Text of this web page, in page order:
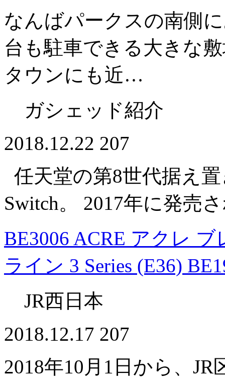
なんばパークスの南側
台も駐車できる大きな
タウンにも近…
ガシェッド紹介
2018.12.22 207
任天堂の第8世代据え
Switch。 2017年に発売
BE3006 ACRE アクレ
ライン 3 Series (E36)
JR西日本
2018.12.17 207
2018年10月1日から、